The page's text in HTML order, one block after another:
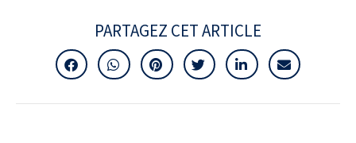
PARTAGEZ CET ARTICLE